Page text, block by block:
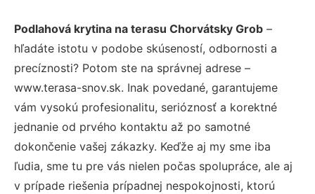
Podlahová krytina na terasu Chorvátsky Grob –
hľadáte istotu v podobe skúseností, odbornosti a
precíznosti? Potom ste na správnej adrese –
www.terasa-snov.sk. Inak povedané, garantujeme
vám vysokú profesionalitu, serióznosť a korektné
jednanie od prvého kontaktu až po samotné
dokončenie vašej zákazky. Keďže aj my sme iba
ľudia, sme tu pre vás nielen počas spolupráce, ale aj
v prípade riešenia prípadnej nespokojnosti, ktorú